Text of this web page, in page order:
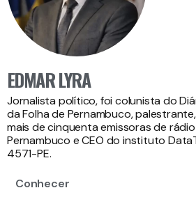
EDMAR LYRA
Jornalista político, foi colunista do
da Folha de Pernambuco,
mais de cinquenta emissoras de
Pernambuco e CEO do instituto
4571-PE.
Conhecer